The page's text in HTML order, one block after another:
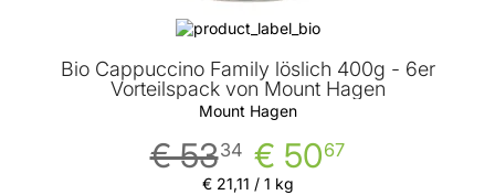
Bio Cappuccino Family löslich 400g - 6er
Vorteilspack von Mount Hagen
Mount Hagen
€ 5067
€ 5334
€ 21,11 / 1 kg